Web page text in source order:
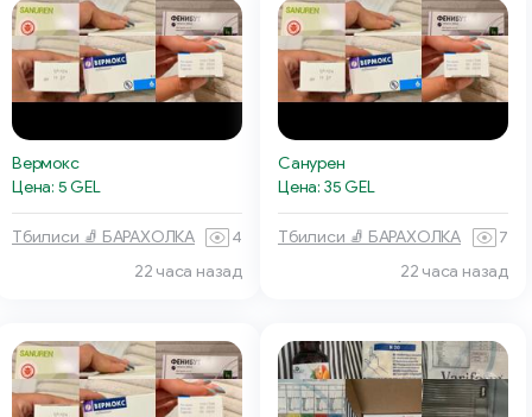
Вермокс
Цена: 5 GEL
Тбилиси 🧦 БАРАХОЛКА
4
22 часа назад
Санурен
Цена: 35 GEL
Тбилиси 🧦 БАРАХОЛКА
7
22 часа назад